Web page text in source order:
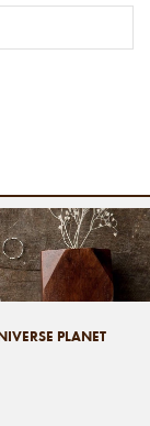
PLANET